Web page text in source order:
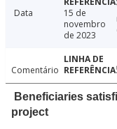
Data
15 de
novembro
de 2023
Comentário
Beneficiaries
project